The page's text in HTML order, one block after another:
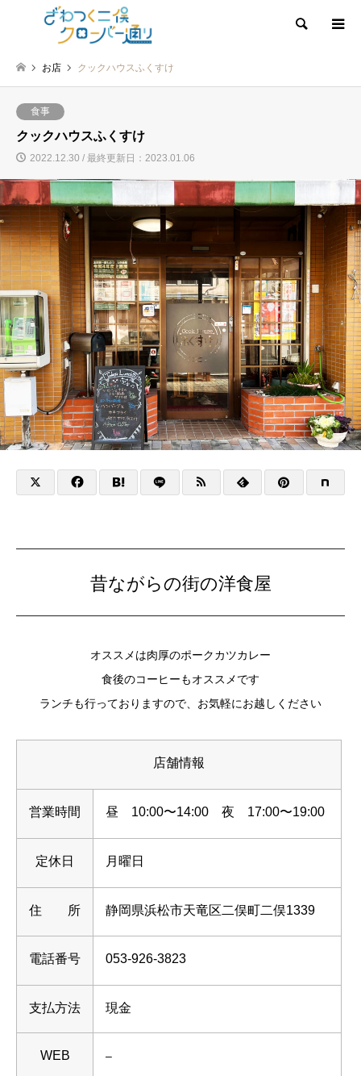
検索
お店 クックハウスふくすけ
食事
クックハウスふくすけ
2022.12.30 / 最終更新日：2023.01.06
昔ながらの街の洋食屋
オススメは肉厚のポークカツカレー
食後のコーヒーもオススメです
ランチも行っておりますので、お気軽にお越しください
店舗情報
営業時間 昼 10:00〜14:00 夜 17:00〜19:00
定休日 月曜日
住 所 静岡県浜松市天竜区二俣町二俣1339
電話番号 053-926-3823
支払方法 現金
WEB –